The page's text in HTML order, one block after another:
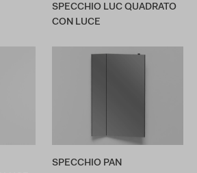
SPECCHIO LUC QUADRATO
CON LUCE
SPECCHIO PAN